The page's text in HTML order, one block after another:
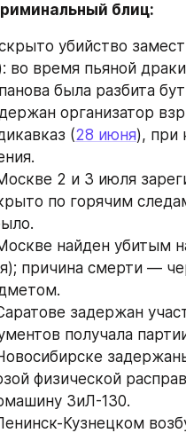
блиц:
убийство
во время пьяной
была разбита
организатор
(28 июня), при
2 и 3 июля
по горячим
найден убитым
причина смерти —
задержан
получала
физической
ЗиЛ-130.
Кузнецком